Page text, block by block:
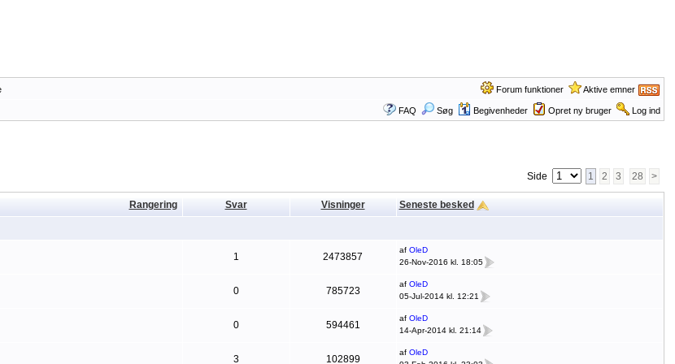
Forum funktioner Aktive emner
FAQ Søg Begivenheder Opret ny bruger Log ind
Side 1 2 3 28 >
Rangering Svar Visninger Seneste besked
1 2473857
af OleD
26-Nov-2016 kl. 18:05
0 785723
af OleD
05-Jul-2014 kl. 12:21
0 594461
af OleD
14-Apr-2014 kl. 21:14
3 102899
af OleD